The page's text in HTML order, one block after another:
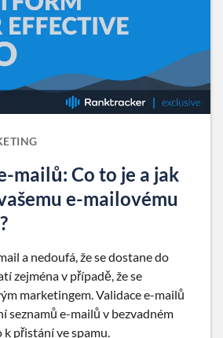
mailů: Co to je a jak
e-mailovému
a nedoufá, že se dostane do
zejména v případě, že se
marketingem. Validace e-mailů
seznamů e-mailů v bezvadném
přistání ve spamu.